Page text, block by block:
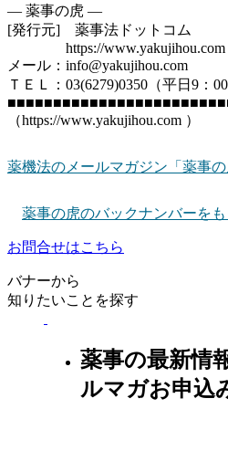
― 薬事の虎 ―
[発行元] 薬事法ドットコム
https://www.yakujihou.com
メール：info@yakujihou.com
ＴＥＬ：03(6279)0350（平日9：00
（https://www.yakujihou.com ）
薬機法のメールマガジン「薬事
薬事の虎のバックナンバーを
お問合せはこちら
バナーから
知りたいことを探す
薬事の最新情
ルマガお申込